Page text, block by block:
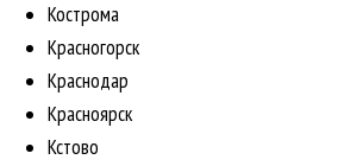
Кострома
Красногорск
Краснодар
Красноярск
Кстово